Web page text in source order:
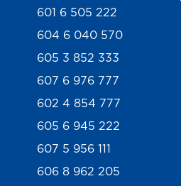
601 6 505 222
604 6 040 570
605 3 852 333
607 6 976 777
602 4 854 777
605 6 945 222
607 5 956 111
606 8 962 205